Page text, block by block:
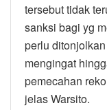
tersebut tidak
sanksi bagi yg
perlu
mengingat
pemecahan
jelas Warsito.